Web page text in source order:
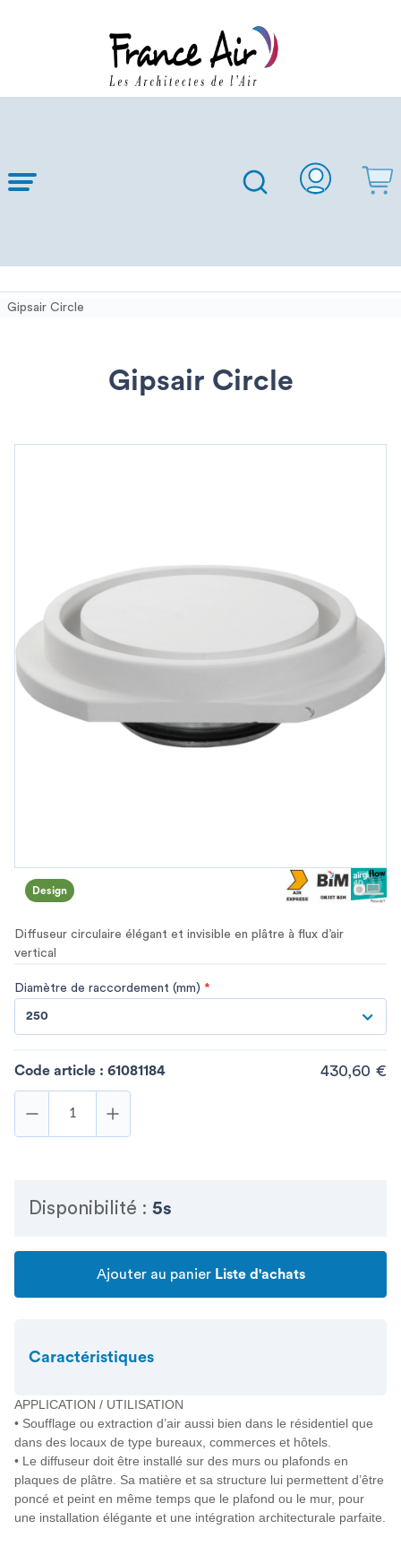
Content
Gipsair Circle
Gipsair Circle
Design
Diffuseur circulaire élégant et invisible en plâtre à flux d’air
vertical
Diamètre de raccordement (mm) *
250
Code article : 61081184 430,60 €
Disponibilité : 5s
Ajouter au panierListe d'achats
Caractéristiques
APPLICATION / UTILISATION
• Soufflage ou extraction d’air aussi bien dans le résidentiel que
dans des locaux de type bureaux, commerces et hôtels.
• Le diffuseur doit être installé sur des murs ou plafonds en
plaques de plâtre. Sa matière et sa structure lui permettent d’être
poncé et peint en même temps que le plafond ou le mur, pour
une installation élégante et une intégration architecturale parfaite.